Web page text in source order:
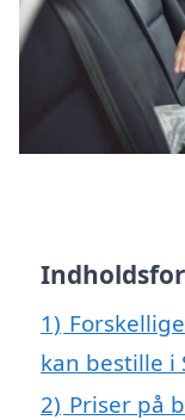
1)
kan bestille i
2) Priser på